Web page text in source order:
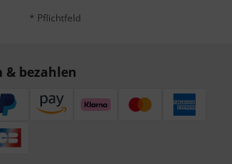
* Pflichtfeld
& bezahlen